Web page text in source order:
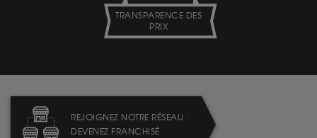
TRANSPARENCE DES
PRIX
REJOIGNEZ NOTRE RÉSEAU :
DEVENEZ FRANCHISÉ